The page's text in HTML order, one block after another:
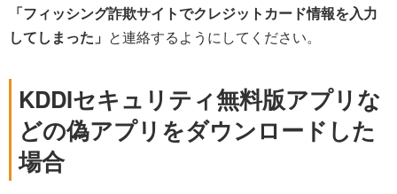
「フィッシング詐欺サイトでクレジットカード情報を入力
してしまった」 と連絡するようにしてください。
KDDIセキュリティ無料版アプリな
どの偽アプリをダウンロードした
場合